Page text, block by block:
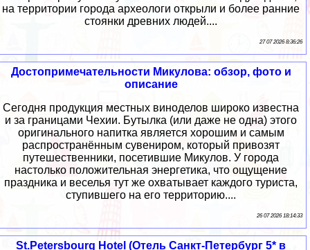
на территории города археологи открыли и более ранние
стоянки древних людей....
27 07 2026 8:36:26
Достопримечательности Микулова: обзор, фото и
описание
Сегодня продукция местных виноделов широко известна
и за границами Чехии. Бутылка (или даже не одна) этого
оригинального напитка является хорошим и самым
распространённым сувениром, который привозят
путешественники, посетившие Микулов. У города
настолько положительная энергетика, что ощущение
праздника и веселья тут же охватывает каждого туриста,
ступившего на его территорию....
26 07 2026 18:14:33
St.Petersbourg Hotel (Отель Санкт-Петербург 5* в